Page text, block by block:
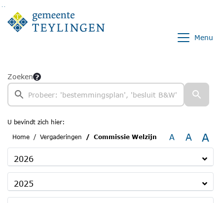
Ga naar de inhoud van deze pagina
Ga naar het zoeken
Ga naar het menu
Menu
Zoeken
U bevindt zich hier:
Home
Vergaderingen Commissie Welzijn A A A
2026
2025